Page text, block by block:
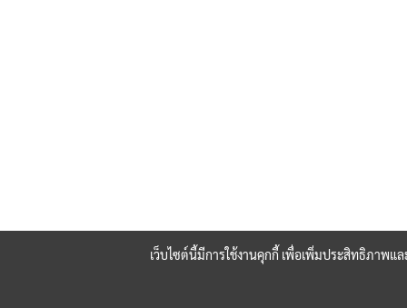
เว็บไซต์นี้มีการใช้งานคุกกี้ เพื่อเพิ่มประสิทธิภาพแ